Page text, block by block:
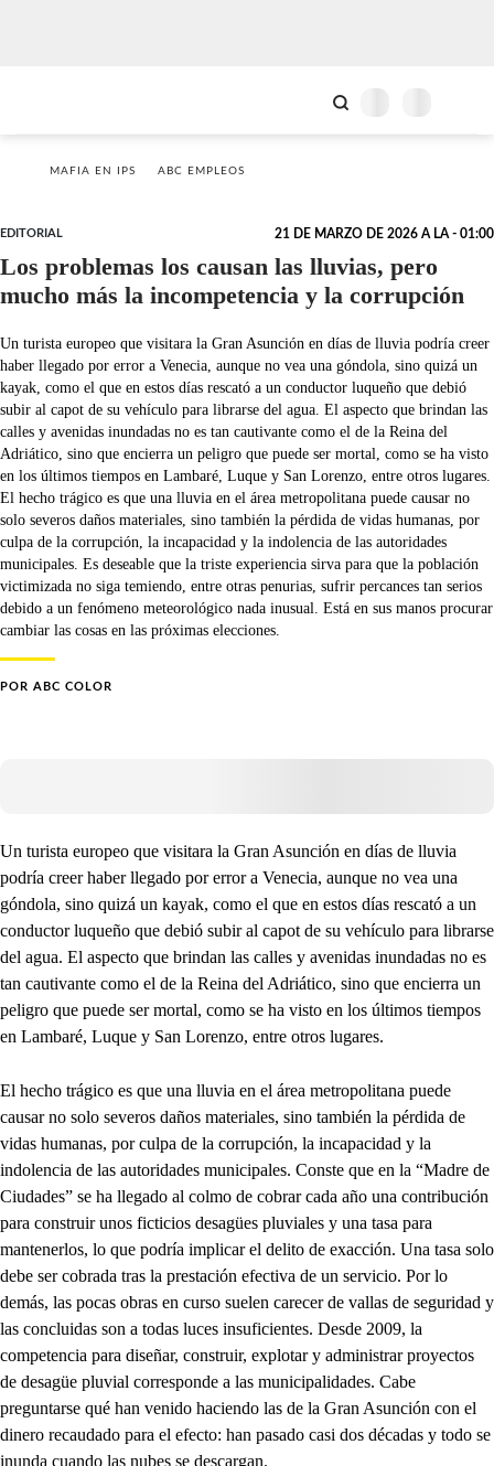
MAFIA EN IPS ABC EMPLEOS
EDITORIAL 21 DE MARZO DE 2026 A LA - 01:00
Los problemas los causan las lluvias, pero
mucho más la incompetencia y la corrupción
Un turista europeo que visitara la Gran Asunción en días de lluvia podría creer
haber llegado por error a Venecia, aunque no vea una góndola, sino quizá un
kayak, como el que en estos días rescató a un conductor luqueño que debió
subir al capot de su vehículo para librarse del agua. El aspecto que brindan las
calles y avenidas inundadas no es tan cautivante como el de la Reina del
Adriático, sino que encierra un peligro que puede ser mortal, como se ha visto
en los últimos tiempos en Lambaré, Luque y San Lorenzo, entre otros lugares.
El hecho trágico es que una lluvia en el área metropolitana puede causar no
solo severos daños materiales, sino también la pérdida de vidas humanas, por
culpa de la corrupción, la incapacidad y la indolencia de las autoridades
municipales. Es deseable que la triste experiencia sirva para que la población
victimizada no siga temiendo, entre otras penurias, sufrir percances tan serios
debido a un fenómeno meteorológico nada inusual. Está en sus manos procurar
cambiar las cosas en las próximas elecciones.
POR ABC COLOR
Un turista europeo que visitara la Gran Asunción en días de lluvia
podría creer haber llegado por error a Venecia, aunque no vea una
góndola, sino quizá un kayak, como el que en estos días rescató a un
conductor luqueño que debió subir al capot de su vehículo para librarse
del agua. El aspecto que brindan las calles y avenidas inundadas no es
tan cautivante como el de la Reina del Adriático, sino que encierra un
peligro que puede ser mortal, como se ha visto en los últimos tiempos
en Lambaré, Luque y San Lorenzo, entre otros lugares.
El hecho trágico es que una lluvia en el área metropolitana puede
causar no solo severos daños materiales, sino también la pérdida de
vidas humanas, por culpa de la corrupción, la incapacidad y la
indolencia de las autoridades municipales. Conste que en la “Madre de
Ciudades” se ha llegado al colmo de cobrar cada año una contribución
para construir unos ficticios desagües pluviales y una tasa para
mantenerlos, lo que podría implicar el delito de exacción. Una tasa solo
debe ser cobrada tras la prestación efectiva de un servicio. Por lo
demás, las pocas obras en curso suelen carecer de vallas de seguridad y
las concluidas son a todas luces insuficientes. Desde 2009, la
competencia para diseñar, construir, explotar y administrar proyectos
de desagüe pluvial corresponde a las municipalidades. Cabe
preguntarse qué han venido haciendo las de la Gran Asunción con el
dinero recaudado para el efecto: han pasado casi dos décadas y todo se
inunda cuando las nubes se descargan.